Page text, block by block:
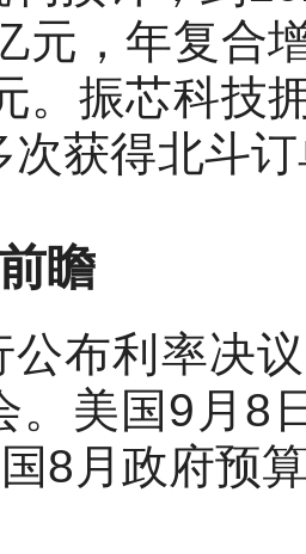
元，年复合
。振芯科技
次获得北斗
瞻
公布利率决
。美国9月8
8月政府预